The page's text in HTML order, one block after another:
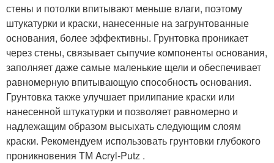
стены и потолки впитывают меньше влаги, поэтому
штукатурки и краски, нанесенные на загрунтованные
основания, более эффективны. Грунтовка проникает
через стены, связывает сыпучие компоненты основания,
заполняет даже самые маленькие щели и обеспечивает
равномерную впитывающую способность основания.
Грунтовка также улучшает прилипание краски или
нанесенной штукатурки и позволяет равномерно и
надлежащим образом высыхать следующим слоям
краски. Рекомендуем использовать грунтовки глубокого
проникновения ТМ Acryl-Putz .